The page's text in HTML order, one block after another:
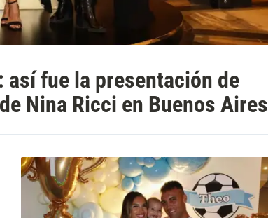
así fue la presentación de
Nina Ricci en Buenos Aires